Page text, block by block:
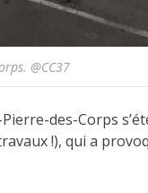
@CC37
des-Corps
!), qui a